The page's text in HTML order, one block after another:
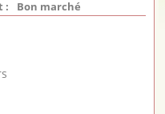
: Bon marché